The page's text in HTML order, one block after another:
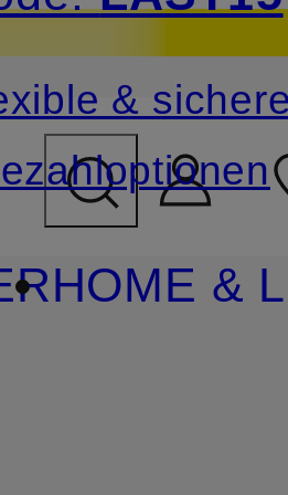
& sichere
HOME &